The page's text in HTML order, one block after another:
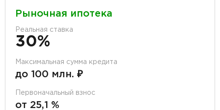
Рыночная ипотека
Реальная ставка
30%
Максимальная сумма кредита
до 100 млн. ₽
Первоначальный взнос
от 25,1 %